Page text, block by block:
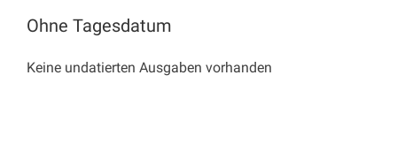
Ohne Tagesdatum
Keine undatierten Ausgaben vorhanden